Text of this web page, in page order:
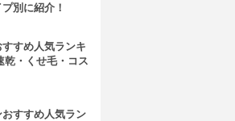
別に紹介！
すすめ人気ランキ
乾・くせ毛・コス
すすめ人気ラン